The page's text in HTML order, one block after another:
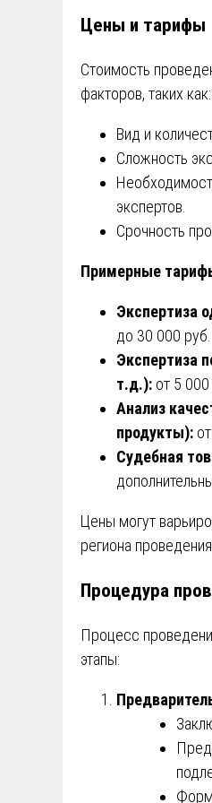
Цены и тарифы
Стоимость
факторов, таких как:
Вид и
Сложность
экспертов.
Срочность
Примерные
Экспертиза
до 30 000 руб.
Экспертиза
т.д.): от 5
Анализ
продукты):
Судебная
Цены могут
региона
Процедура
Процесс
этапы: